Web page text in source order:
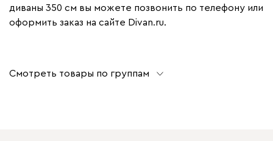
диваны 350 см вы можете позвонить по телефону или
оформить заказ на сайте Divan.ru.
Смотреть товары по группам